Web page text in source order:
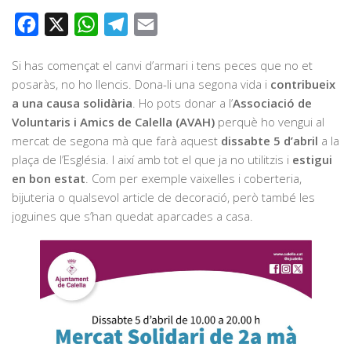
Facebook WhatsAppTelegram
Si has començat el canvi d’armari i tens peces que no et
posaràs, no ho llencis. Dona-li una segona vida i contribueix
a una causa solidària . Ho pots donar a l’Associació de
Voluntaris i Amics de Calella (AVAH) perquè ho vengui al
mercat de segona mà que farà aquest dissabte 5 d’abril a la
plaça de l’Església. I així amb tot el que ja no utilitzis i estigui
en bon estat . Com per exemple vaixelles i coberteria,
bijuteria o qualsevol article de decoració, però també les
joguines que s’han quedat aparcades a casa.